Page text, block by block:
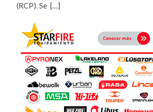
(RCP). Se […]